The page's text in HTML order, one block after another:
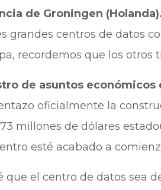
de Groningen
grandes centros de datos
recordemos que los otros
de asuntos económicos
oficialmente la
millones de dólares
esté acabado a
que el centro de datos sea